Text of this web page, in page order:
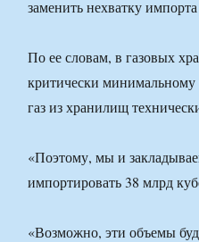
заменить нехватку
По ее словам, в газовых
критически минимальному
газ из хранилищ
«Поэтому, мы и
импортировать 38 млрд
«Возможно, эти объемы